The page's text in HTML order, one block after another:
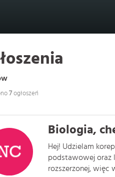
7 ogłoszeń
Biologia,
Hej! Udzielam
podstawowej oraz
rozszerzonej, więc